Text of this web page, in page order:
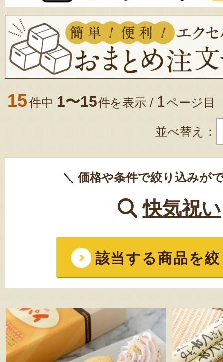
15件中 1〜15件を表示 / 1ページ目
並べ替え：
＼ 価格や条件で絞り込みが
快気祝い
該当する商品を